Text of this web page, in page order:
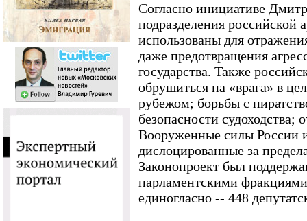
Согласно инициативе
подразделения российской
использованы для
даже предотвращения
государства. Также
обрушиться на «врага» в
рубежом; борьбы с
безопасности судоходства;
Вооруженные силы России
дислоцированные за
Законопроект был
парламентскими
единогласно -- 448